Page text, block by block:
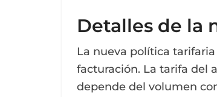
Detalles de la
La nueva política
facturación. La tarifa del
depende del volumen